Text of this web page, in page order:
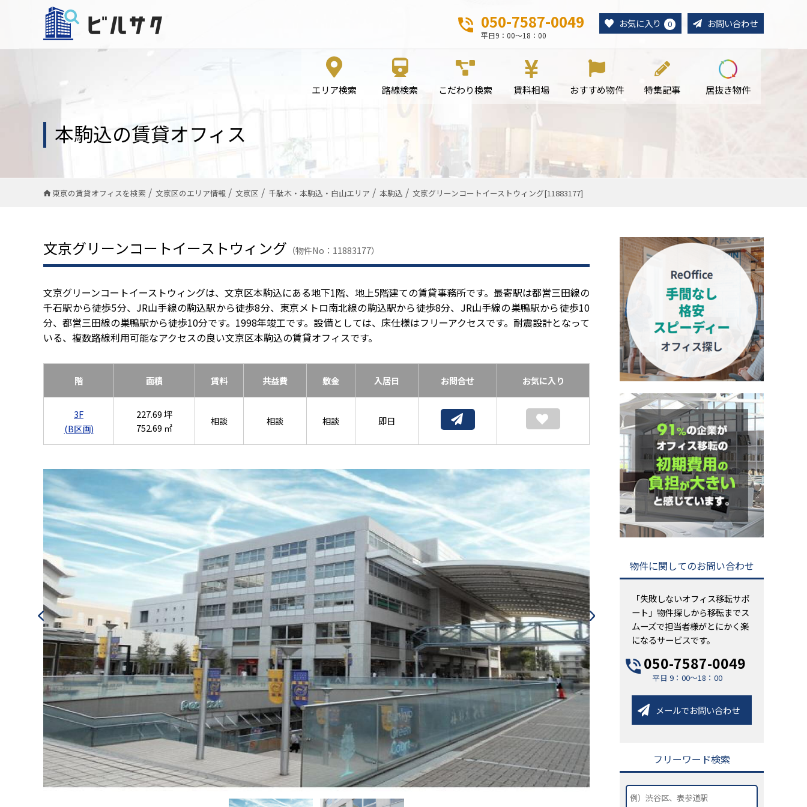
050-7587-0049
平日9：00～18：00
お気に入り 0 お問い合わせ
エリア検索 路線検索 こだわり検索 賃料相場 おすすめ物件 特集記事 居抜き物件
本駒込の賃貸オフィス
東京の賃貸オフィスを検索 文京区のエリア情報 文京区 千駄木・本駒込・白山エリア 本駒込 文京グリーンコートイーストウィング[11883177]
文京グリーンコートイーストウィング （物件No：11883177）
文京グリーンコートイーストウィングは、文京区本駒込にある地下1階、地上5階建ての賃貸事務所です。最寄駅は都営三田線の
千石駅から徒歩5分、JR山手線の駒込駅から徒歩8分、東京メトロ南北線の駒込駅から徒歩8分、JR山手線の巣鴨駅から徒歩10
分、都営三田線の巣鴨駅から徒歩10分です。1998年竣工です。設備としては、床仕様はフリーアクセスです。耐震設計となって
いる、複数路線利用可能なアクセスの良い文京区本駒込の賃貸オフィスです。
階 面積 賃料 共益費 敷金 入居日 お問合せ お気に入り
3F
(B区画)
227.69 坪
752.69 ㎡
相談 相談 相談 即日
物件に関してのお問い合わせ
「失敗しないオフィス移転サポ
ート」物件探しから移転までス
ムーズで担当者様がとにかく楽
になるサービスです。
050-7587-0049
平日 9：00～18：00
メールでお問い合わせ
フリーワード検索